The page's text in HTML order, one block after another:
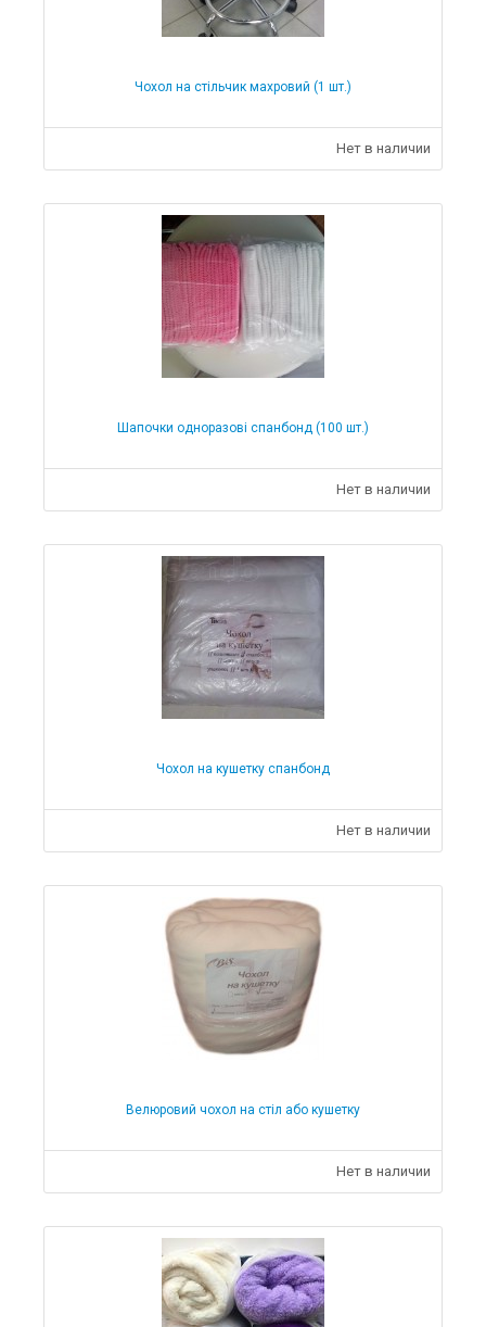
Чохол на стільчик махровий (1 шт.)
Нет в наличии
Шапочки одноразові спанбонд (100 шт.)
Нет в наличии
Чохол на кушетку спанбонд
Нет в наличии
Велюровий чохол на стіл або кушетку
Нет в наличии